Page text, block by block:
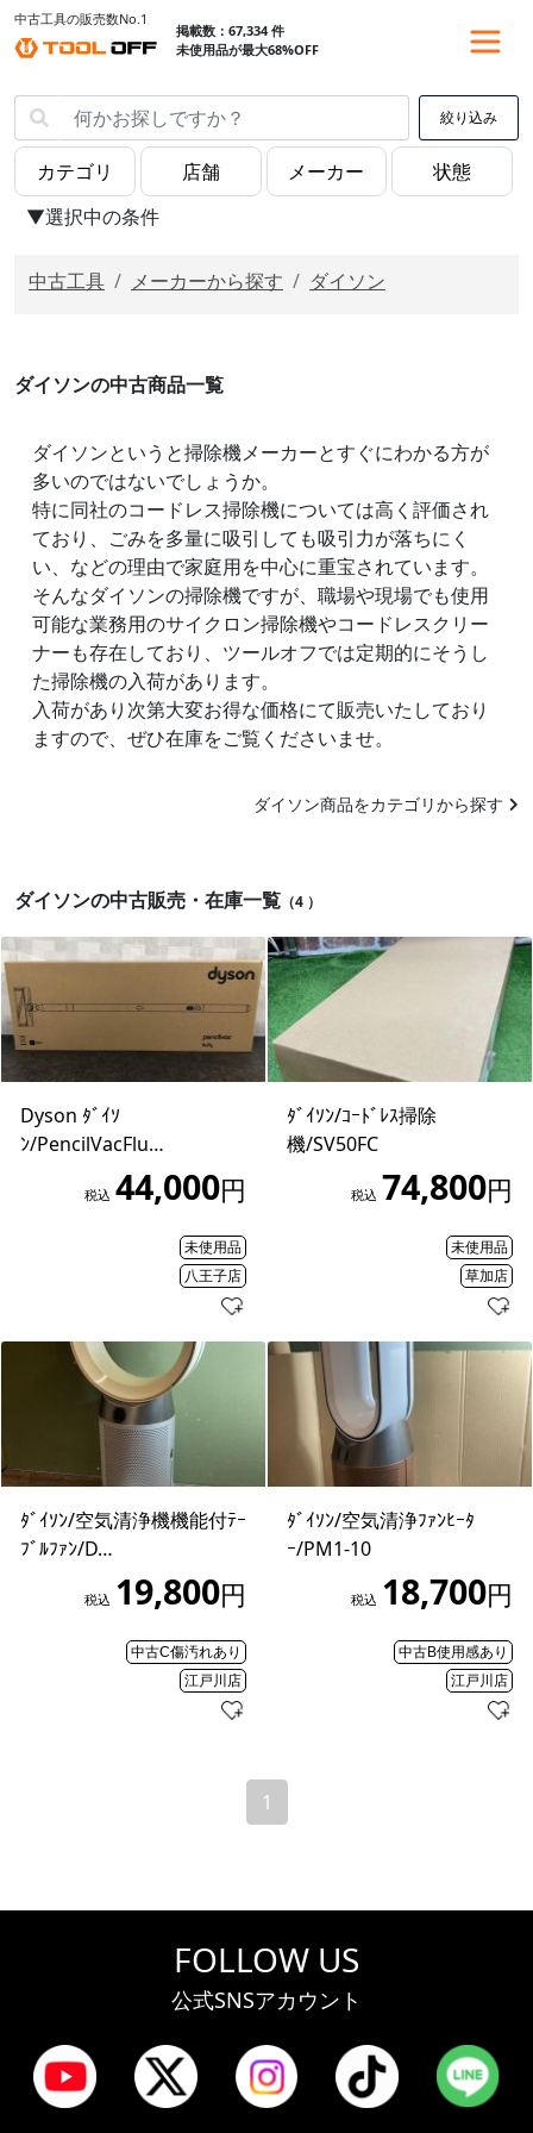
中古工具の販売数No.1
掲載数：67,334 件
未使用品が最大68%OFF
絞り込み
▼選択中の条件
中古工具 メーカーから探す ダイソン
ダイソンの中古商品一覧
ダイソンというと掃除機メーカーとすぐにわかる方が
多いのではないでしょうか。
特に同社のコードレス掃除機については高く評価され
ており、ごみを多量に吸引しても吸引力が落ちにく
い、などの理由で家庭用を中心に重宝されています。
そんなダイソンの掃除機ですが、職場や現場でも使用
可能な業務用のサイクロン掃除機やコードレスクリー
ナーも存在しており、ツールオフでは定期的にそうし
た掃除機の入荷があります。
入荷があり次第大変お得な価格にて販売いたしており
ますので、ぜひ在庫をご覧くださいませ。
ダイソン商品をカテゴリから探す
ダイソンの中古販売・在庫一覧 （4 ）
Dyson ﾀﾞｲｿ
ﾝ/PencilVacFlu…
税込 44,000円
未使用品
八王子店
ﾀﾞｲｿﾝ/ｺｰﾄﾞﾚｽ掃除
機/SV50FC
税込 74,800円
未使用品
草加店
ﾀﾞｲｿﾝ/空気清浄機機能付ﾃｰ
ﾌﾞﾙﾌｧﾝ/D…
税込 19,800円
中古C傷汚れあり
江戸川店
ﾀﾞｲｿﾝ/空気清浄ﾌｧﾝﾋｰﾀ
ｰ/PM1-10
税込 18,700円
中古B使用感あり
江戸川店
1
FOLLOW US
公式SNSアカウント